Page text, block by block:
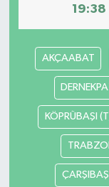
19:38
AKÇAABAT
KÖPRÜBAŞI
ÇARŞIBAŞI